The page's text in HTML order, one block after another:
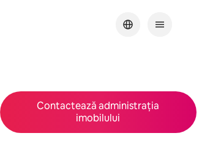
Contactează administrația
imobilului